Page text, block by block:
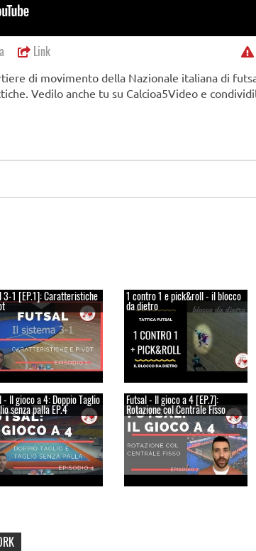
Link
di movimento della Nazionale italiana di
Vedilo anche tu su Calcioa5Video e
3-1 [EP.1]: Caratteristiche 1 contro 1 e pick&roll - il blocco
da dietro
- Il gioco a 4: Doppio Taglio
senza palla EP.4
Futsal - Il gioco a 4 [EP.7]:
Rotazione col Centrale Fisso